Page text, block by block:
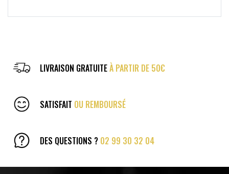
LIVRAISON GRATUITEÀ PARTIR DE 50€
SATISFAIT OU REMBOURSÉ
DES QUESTIONS ? 02 99 30 32 04